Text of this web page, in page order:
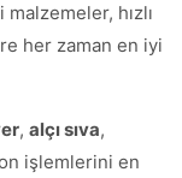
malzemeler, hızlı
her zaman en iyi
, alçı sıva,
işlemlerini en